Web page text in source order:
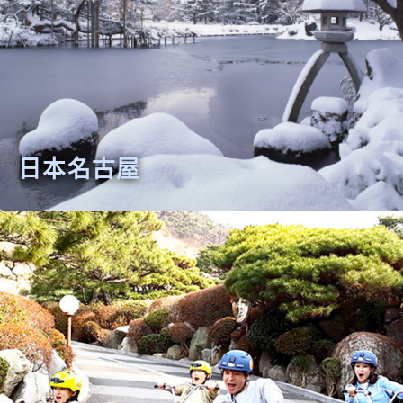
日本名古屋